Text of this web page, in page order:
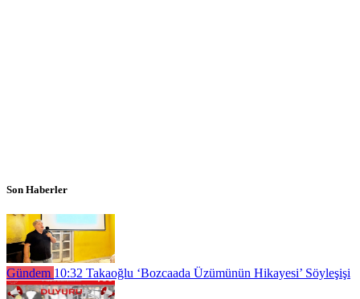
Son Haberler
Gündem 10:32 Takaoğlu ‘Bozcaada Üzümünün Hikayesi’ Söyleşişi